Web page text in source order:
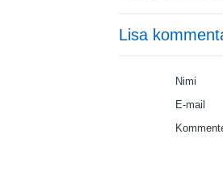
Lisa
Nimi
E-mail